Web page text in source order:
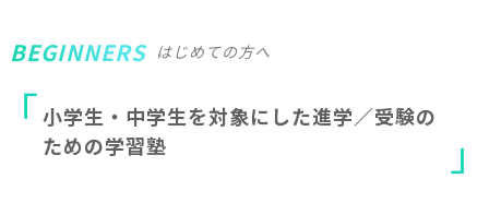
BEGINNERS はじめての方へ
小学生 ・ 中学生を対象にした進学／受験の
ための学習塾